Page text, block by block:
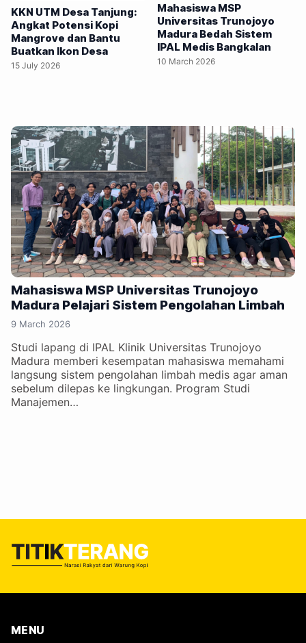
KKN UTM Desa Tanjung:
Angkat Potensi Kopi
Mangrove dan Bantu
Buatkan Ikon Desa
15 July 2026
Mahasiswa MSP
Universitas Trunojoyo
Madura Bedah Sistem
IPAL Medis Bangkalan
10 March 2026
Mahasiswa MSP Universitas Trunojoyo
Madura Pelajari Sistem Pengolahan Limbah
9 March 2026
Studi lapang di IPAL Klinik Universitas Trunojoyo
Madura memberi kesempatan mahasiswa memahami
langsung sistem pengolahan limbah medis agar aman
sebelum dilepas ke lingkungan. Program Studi
Manajemen…
MENU